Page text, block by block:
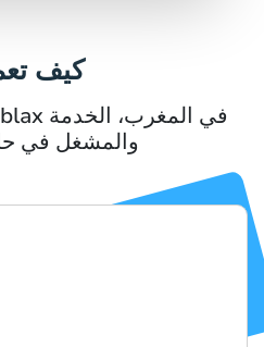
كيف
والمشغل في